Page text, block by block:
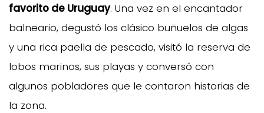
favorito de Uruguay. Una vez en el encantador
balneario, degustó los clásico buñuelos de algas
y una rica paella de pescado, visitó la reserva de
lobos marinos, sus playas y conversó con
algunos pobladores que le contaron historias de
la zona.